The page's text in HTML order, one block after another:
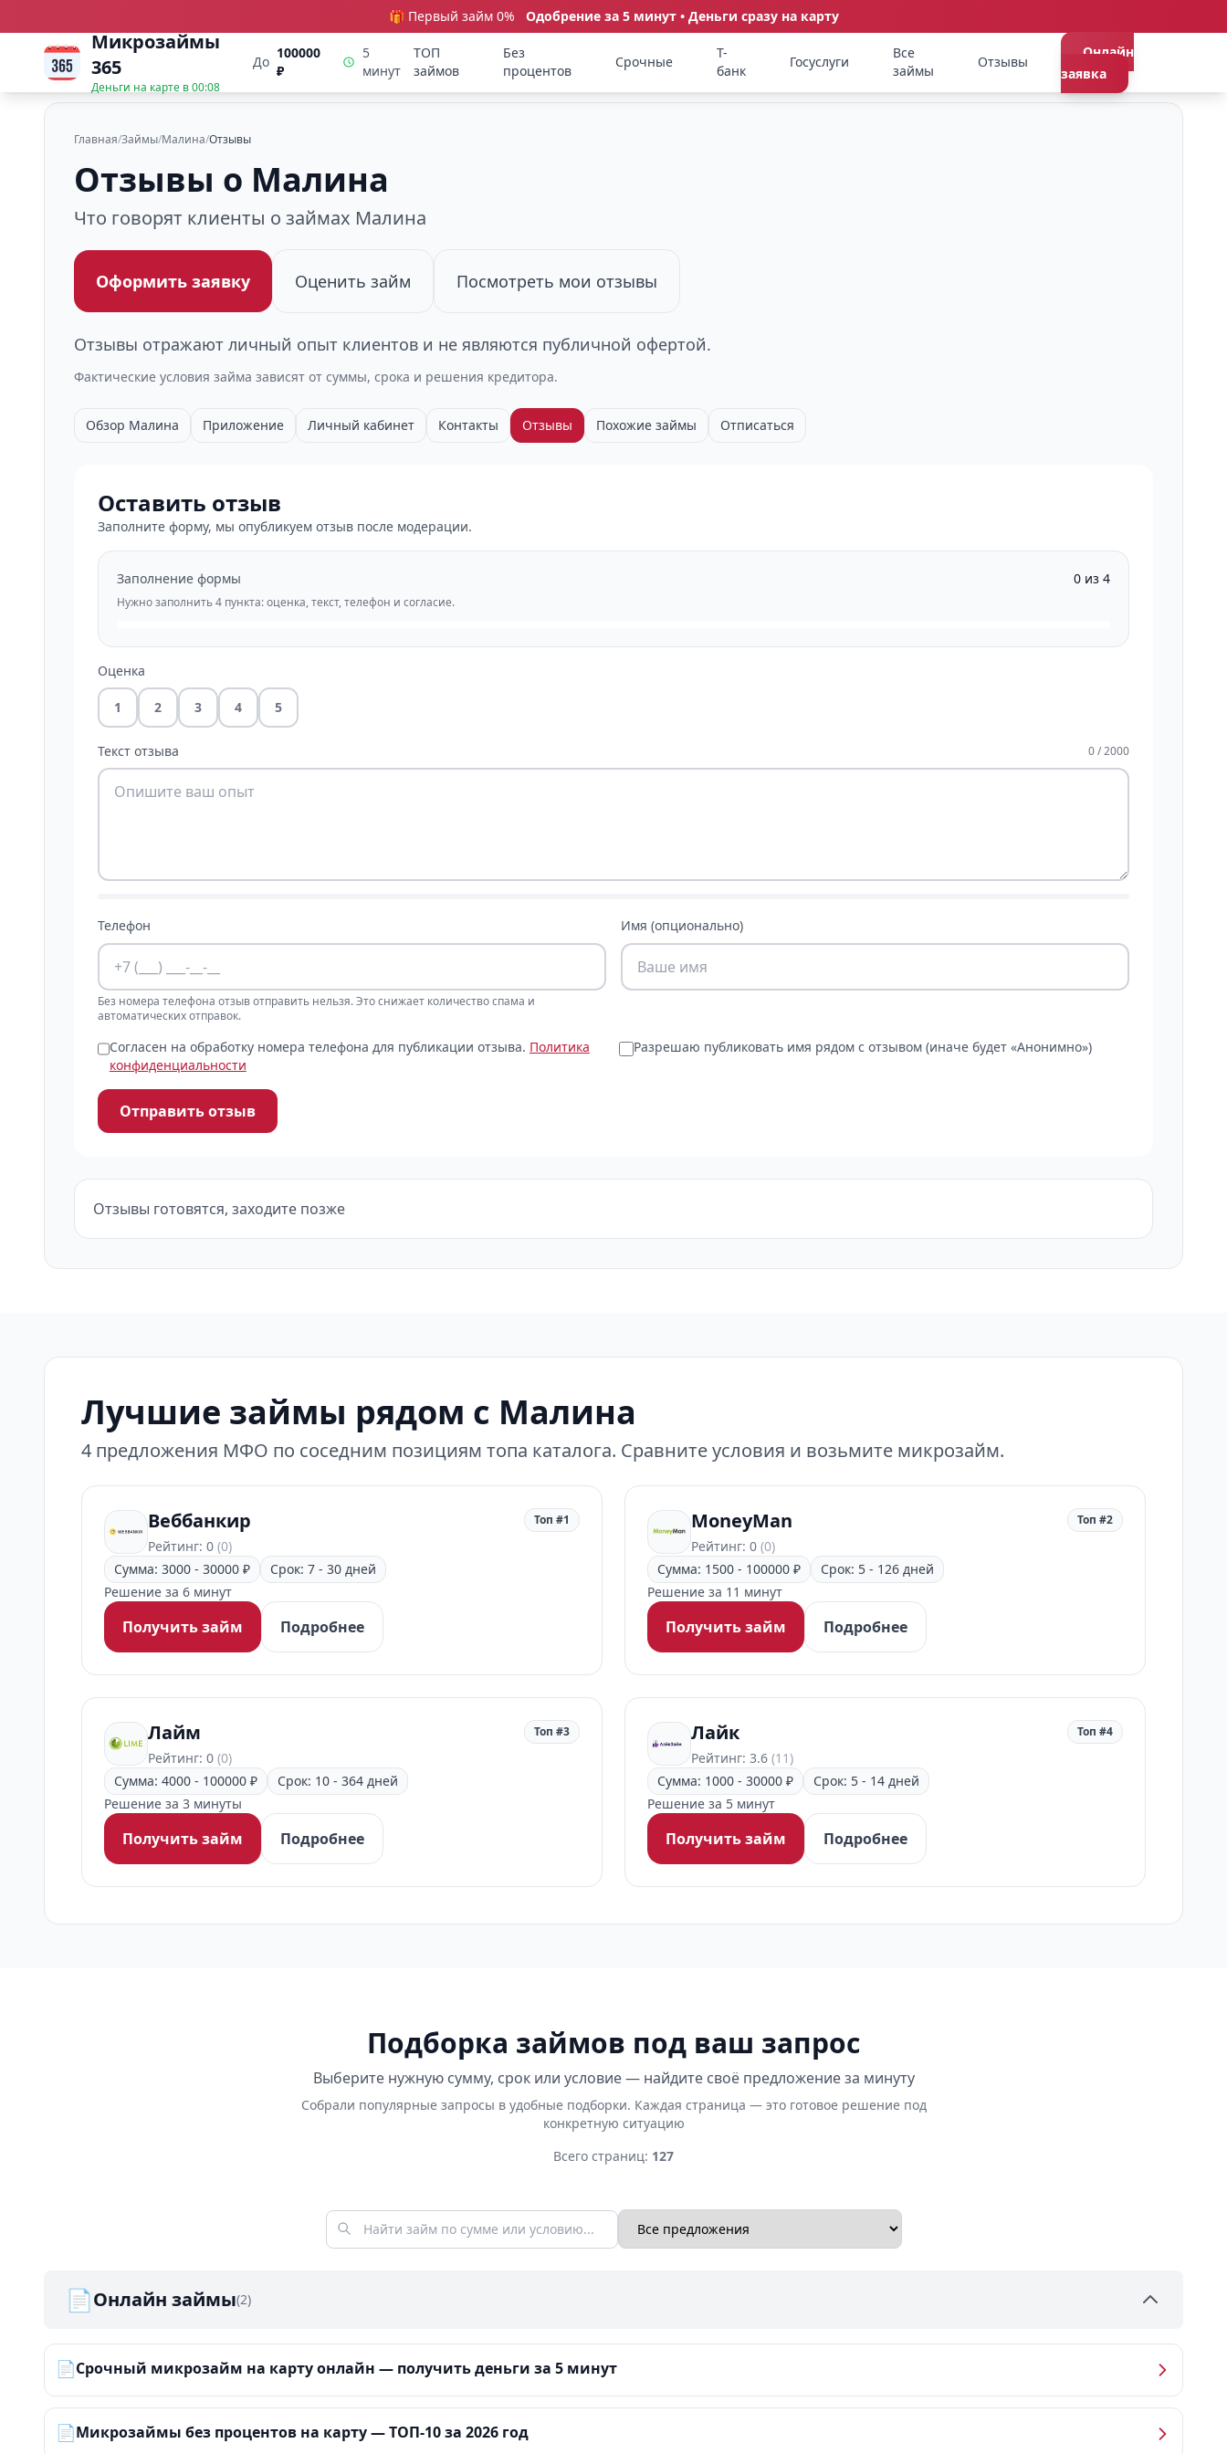
🎁 Первый займ 0% Одобрение за 5 минут • Деньги сразу на карту
Микрозаймы
365
Деньги на карте в00:08
До
100000
₽
5
минут
ТОП
займов
Без
процентов
Срочные
Т-
банк
Госуслуги
Все
займы
Отзывы
Онлайн
заявка
Главная/Займы/Малина/Отзывы
Отзывы о Малина
Что говорят клиенты о займах Малина
Оформить заявку Оценить займ Посмотреть мои отзывы
Отзывы отражают личный опыт клиентов и не являются публичной офертой.
Фактические условия займа зависят от суммы, срока и решения кредитора.
Обзор Малина Приложение Личный кабинет Контакты Отзывы Похожие займы Отписаться
Оставить отзыв
Заполните форму, мы опубликуем отзыв после модерации.
Заполнение формы 0 из 4
Нужно заполнить 4 пункта: оценка, текст, телефон и согласие.
Оценка
1 2 3 4 5
Текст отзыва 0 / 2000
Телефон
Без номера телефона отзыв отправить нельзя. Это снижает количество спама и
автоматических отправок.
Имя (опционально)
Согласен на обработку номера телефона для публикации отзыва. Политика
конфиденциальности
Разрешаю публиковать имя рядом с отзывом (иначе будет «Анонимно»)
Отправить отзыв
Отзывы готовятся, заходите позже
Лучшие займы рядом с Малина
4 предложения МФО по соседним позициям топа каталога. Сравните условия и возьмите микрозайм.
Веббанкир
Рейтинг: 0 (0)
Топ #1
Сумма: 3000 - 30000 ₽
Срок: 7 - 30 дней
Решение за 6 минут
Получить займ Подробнее
MoneyMan
Рейтинг: 0 (0)
Топ #2
Сумма: 1500 - 100000 ₽
Срок: 5 - 126 дней
Решение за 11 минут
Получить займ Подробнее
Лайм
Рейтинг: 0 (0)
Топ #3
Сумма: 4000 - 100000 ₽
Срок: 10 - 364 дней
Решение за 3 минуты
Получить займ Подробнее
Лайк
Рейтинг: 3.6 (11)
Топ #4
Сумма: 1000 - 30000 ₽
Срок: 5 - 14 дней
Решение за 5 минут
Получить займ Подробнее
Подборка займов под ваш запрос
Выберите нужную сумму, срок или условие — найдите своё предложение за минуту
Собрали популярные запросы в удобные подборки. Каждая страница — это готовое решение под
конкретную ситуацию
Всего страниц: 127
📄Онлайн займы(2)
📄Срочный микрозайм на карту онлайн — получить деньги за 5 минут
📄Микрозаймы без процентов на карту — ТОП-10 за 2026 год